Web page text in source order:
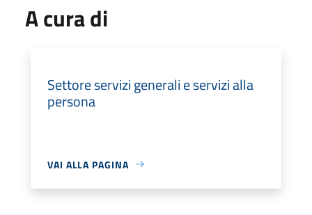
A cura di
Settore servizi generali e servizi alla
persona
VAI ALLA PAGINA